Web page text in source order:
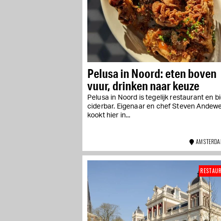
Pelusa in Noord: eten boven
vuur, drinken naar keuze
Pelusa in Noord is tegelijk restaurant en
ciderbar. Eigenaar en chef Steven
kookt hier in...